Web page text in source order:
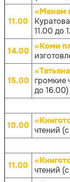
11.00
«Менам
11.00 до
14.00 «Коми
15.00
громкие
до 16.00)
10.00 чтений
11.00
чтений